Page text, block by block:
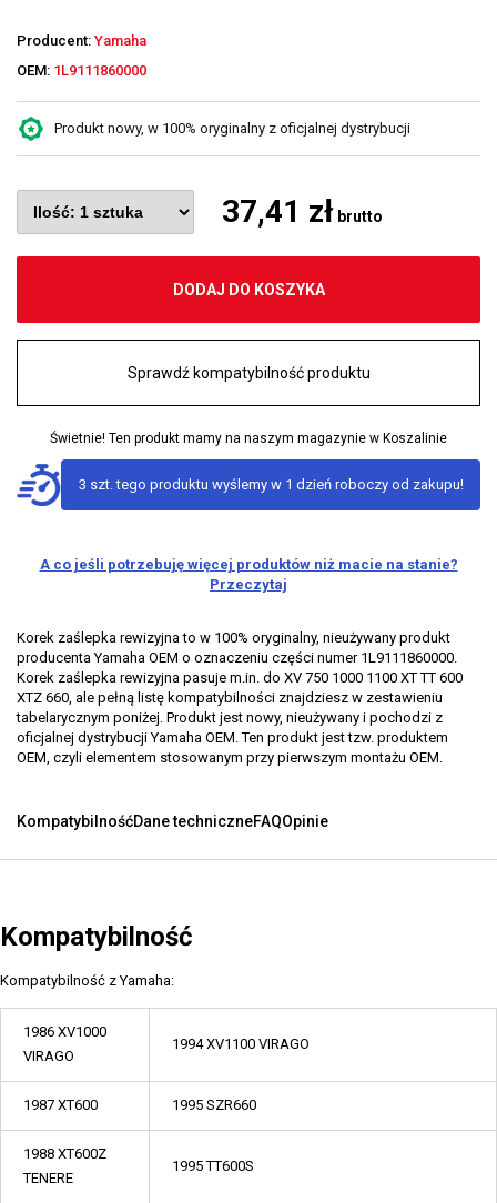
Producent: Yamaha
OEM: 1L9111860000
Produkt nowy, w 100% oryginalny z oficjalnej dystrybucji
37,41 zł brutto
DODAJ DO KOSZYKA
Sprawdź kompatybilność produktu
Świetnie! Ten produkt mamy na naszym magazynie w Koszalinie
3 szt. tego produktu wyślemy w 1 dzień roboczy od zakupu!
A co jeśli potrzebuję więcej produktów niż macie na stanie?
Przeczytaj
Korek zaślepka rewizyjna to w 100% oryginalny, nieużywany produkt
producenta Yamaha OEM o oznaczeniu części numer 1L9111860000.
Korek zaślepka rewizyjna pasuje m.in. do XV 750 1000 1100 XT TT 600
XTZ 660, ale pełną listę kompatybilności znajdziesz w zestawieniu
tabelarycznym poniżej. Produkt jest nowy, nieużywany i pochodzi z
oficjalnej dystrybucji Yamaha OEM. Ten produkt jest tzw. produktem
OEM, czyli elementem stosowanym przy pierwszym montażu OEM.
KompatybilnośćDane techniczneFAQOpinie
Kompatybilność
Kompatybilność z Yamaha:
1986 XV1000
VIRAGO
1994 XV1100 VIRAGO
1987 XT600 1995 SZR660
1988 XT600Z
TENERE
1995 TT600S